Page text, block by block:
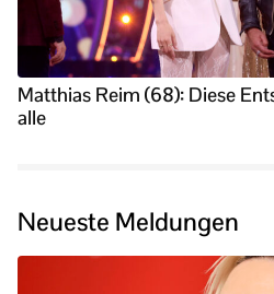
Matthias Reim (68): Diese
alle
Neueste Meldungen